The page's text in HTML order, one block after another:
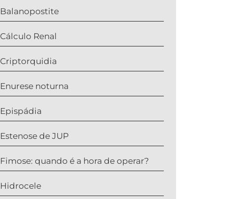
Balanopostite
Cálculo Renal
Criptorquidia
Enurese noturna
Epispádia
Estenose de JUP
Fimose: quando é a hora de operar?
Hidrocele